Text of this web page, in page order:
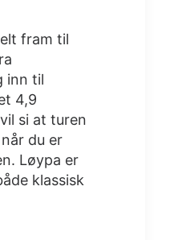
fram til
inn til
4,9
si at turen
du er
Løypa er
klassisk